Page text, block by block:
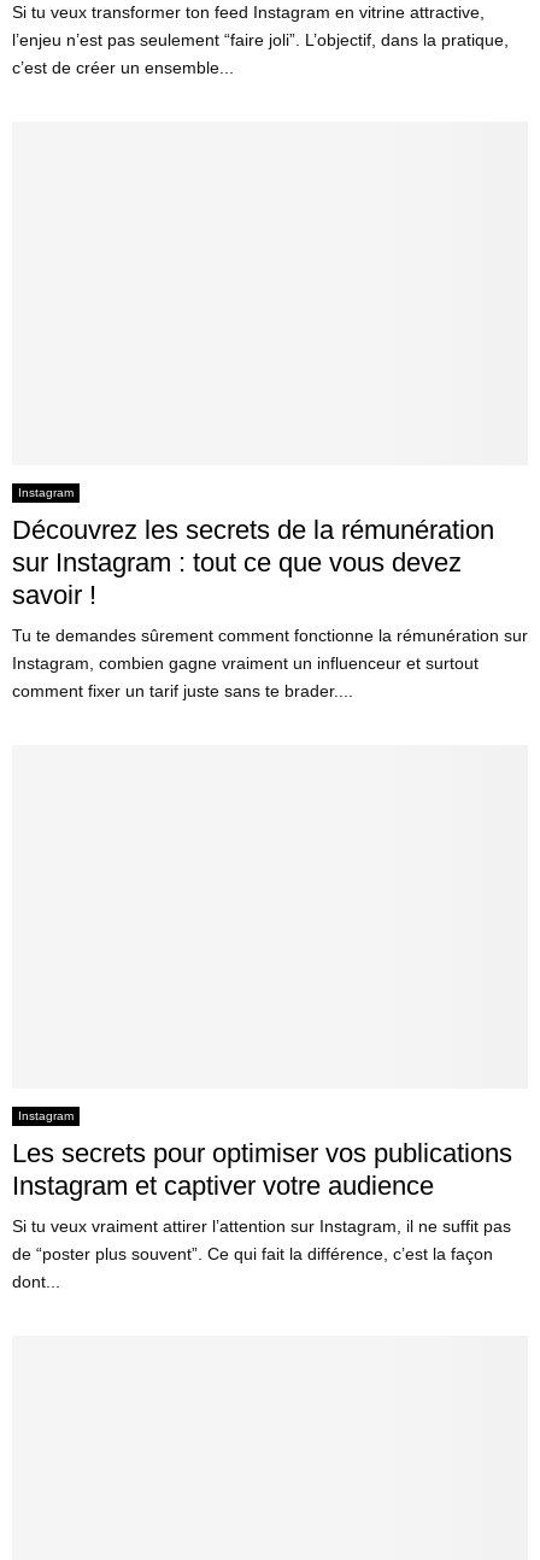
Si tu veux transformer ton feed Instagram en vitrine attractive,
l’enjeu n’est pas seulement “faire joli”. L’objectif, dans la pratique,
c’est de créer un ensemble...
Instagram
Découvrez les secrets de la rémunération
sur Instagram : tout ce que vous devez
savoir !
Tu te demandes sûrement comment fonctionne la rémunération sur
Instagram, combien gagne vraiment un influenceur et surtout
comment fixer un tarif juste sans te brader....
Instagram
Les secrets pour optimiser vos publications
Instagram et captiver votre audience
Si tu veux vraiment attirer l’attention sur Instagram, il ne suffit pas
de “poster plus souvent”. Ce qui fait la différence, c’est la façon
dont...